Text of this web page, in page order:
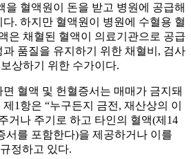
을 혈액원이 돈을 받고 병원에 공급해
. 하지만 혈액원이 병원에 수혈용 혈
은 채혈된 혈액이 의료기관으로 공급
품질을 유지하기 위한 채혈비, 검사
상하기 위한 수가이다.
혈액 및 헌혈증서는 매매가 금지돼
1항은 “누구든지 금전, 재산상의 이
거나 주기로 하고 타인의 혈액(제14
서를 포함한다)을 제공하거나 이를
정하고 있다.